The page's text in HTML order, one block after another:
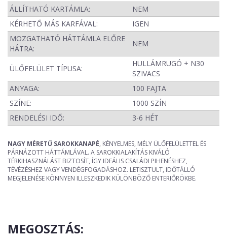
ÁLLÍTHATÓ KARTÁMLA:
NEM
KÉRHETŐ MÁS KARFÁVAL:
IGEN
MOZGATHATÓ HÁTTÁMLA ELŐRE
HÁTRA:
NEM
ÜLŐFELÜLET TÍPUSA:
HULLÁMRUGÓ + N30
SZIVACS
ANYAGA:
100 FAJTA
SZÍNE:
1000 SZÍN
RENDELÉSI IDŐ:
3-6 HÉT
NAGY MÉRETŰ SAROKKANAPÉ, KÉNYELMES, MÉLY ÜLŐFELÜLETTEL ÉS
PÁRNÁZOTT HÁTTÁMLÁVAL. A SAROKKIALAKÍTÁS KIVÁLÓ
TÉRKIHASZNÁLÁST BIZTOSÍT, ÍGY IDEÁLIS CSALÁDI PIHENÉSHEZ,
TÉVÉZÉSHEZ VAGY VENDÉGFOGADÁSHOZ. LETISZTULT, IDŐTÁLLÓ
MEGJELENÉSE KÖNNYEN ILLESZKEDIK KÜLÖNBÖZŐ ENTERIŐRÖKBE.
MEGOSZTÁS: